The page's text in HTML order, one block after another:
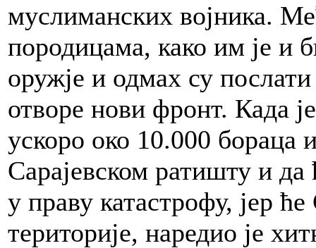
муслиманских војника.
породицама, како им је и
оружје и одмах су
отворе нови фронт. Када
ускоро око 10.000 бораца
Сарајевском ратишту и да
у праву катастрофу, јер
територије, наредио је